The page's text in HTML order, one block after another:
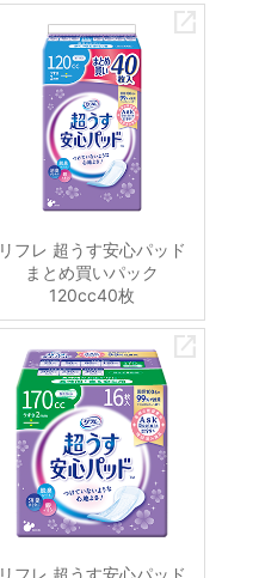
リフレ 超うす安心パッド
まとめ買いパック
120cc40枚
リフレ 超うす安心パッド